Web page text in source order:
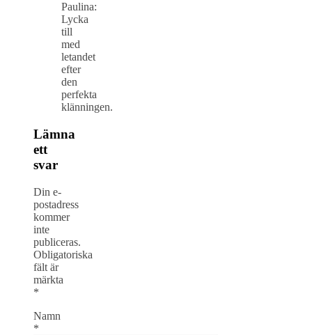
Paulina:
Lycka
till
med
letandet
efter
den
perfekta
klänningen.
Lämna
ett
svar
Din e-
postadress
kommer
inte
publiceras.
Obligatoriska
fält är
märkta
*
Namn
*